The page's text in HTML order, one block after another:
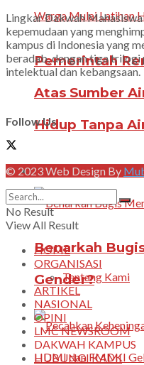
Pemerintah
Atas Sumber
Hidup Tanpa
DAKWAH KAMPUS
Benarkah
Gender?
Lingkar Dakwah
kepemudaan yang
kampus di Indonesia yang
beradab, dengan tiga trilogi
intelektual dan kebangsaan.
Follow Us
© 2023 Web Design By
No Result
View All Result
HOME
ORGANISASI
Tentang Kami
ARTIKEL
NASIONAL
OPINI
LMC NEWSROOM
DAKWAH KAMPUS
HUBUNGI KAMI